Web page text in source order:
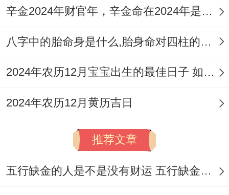
2026年10月22日
口、會親友、安門、安床、經絡、納財、牧
養、畋獵、放水、割蜜。
特點:此日特別適宜求嗣跟舉行成人禮,寓意
辛金2024年财官年，辛金命在2024年是财官年还是财印年
八字中的胎命身是什么,胎身命对四柱的影响
2024年农历12月宝宝出生的最佳日子 如何挑选适合的吉日
2024年农历12月黄历吉日
推荐文章
五行缺金的人是不是没有财运 五行缺金的人命运好不好